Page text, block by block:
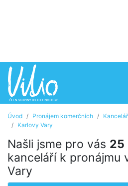
Úvod Pronájem komerčních
Karlovy Vary
Našli jsme pro vás 25
kanceláří k pronájmu
Vary